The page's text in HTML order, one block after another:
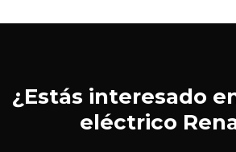
¿Estás interesado
eléctrico